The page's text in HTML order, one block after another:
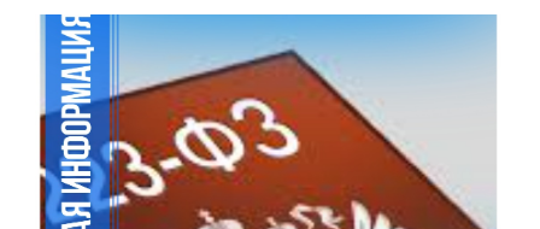
пункте 2 позиции 17 и пунктах 1 и 2 позиции 18
приложения к Постановлению Правительства РФ №
2571, необходимо предоставление исполняемого
договора по 223-ФЗ или контракта по 44-ФЗ на
выполнение работ по ремонту и содержанию
автомобильной дороги в качестве прямого
исполнителя (генерального подрядчика), а не
субподрядчика